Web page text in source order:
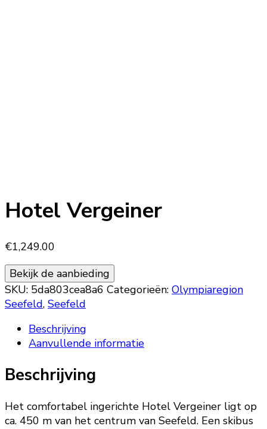
Hotel Vergeiner
€1,249.00
Bekijk de aanbieding
SKU: 5da803cea8a6 Categorieën: Olympiaregion
Seefeld, Seefeld
Beschrijving
Aanvullende informatie
Beschrijving
Het comfortabel ingerichte Hotel Vergeiner ligt op
ca. 450 m van het centrum van Seefeld. Een skibus